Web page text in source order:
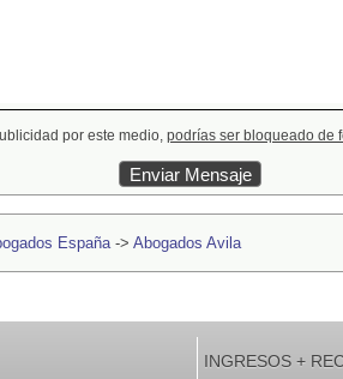
por este medio, podrías ser bloqueado de
España-> Abogados Avila
INGRESOS +